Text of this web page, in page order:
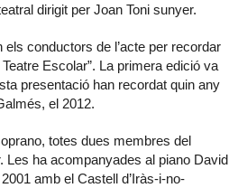
dirigit per Joan Toni sunyer.
conductors de l’acte per recordar
Escolar”. La primera edició va
presentació han recordat quin any
el 2012.
totes dues membres del
Les ha acompanyades al piano David
amb el Castell d’Iràs-i-no-